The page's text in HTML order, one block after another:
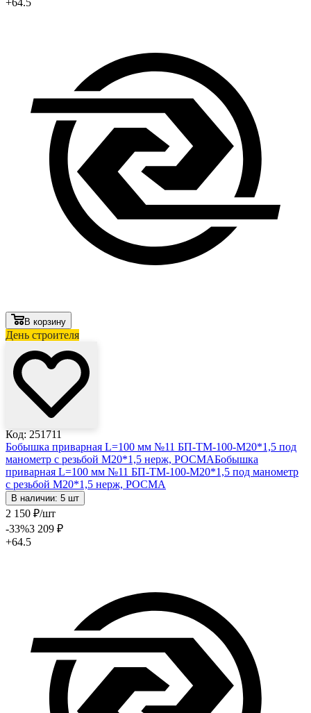
В корзину
День строителя
Код: 251711
Бобышка приварная L=100 мм №11 БП-ТМ-100-М20*1,5 под
манометр с резьбой М20*1,5 нерж, РОСМАБобышка
приварная L=100 мм №11 БП-ТМ-100-М20*1,5 под манометр
с резьбой М20*1,5 нерж, РОСМА
В наличии: 5 шт
2 150 ₽/шт
-33%3 209 ₽
+64.5